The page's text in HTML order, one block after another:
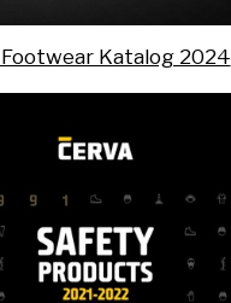
Katalog 2024